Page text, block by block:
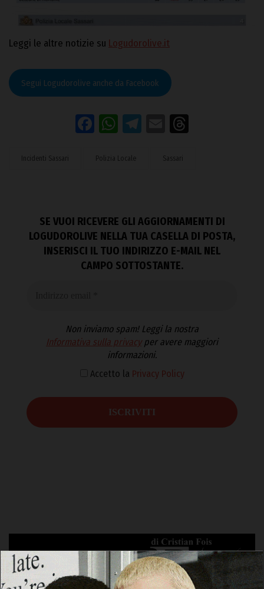
Leggi le altre notizie su Logudorolive.it
Segui Logudorolive anche da Facebook
Facebook
WhatsApp
Telegram
Email
Incidenti Sassari Polizia Locale Sassari
SE VUOI RICEVERE GLI AGGIORNAMENTI DI
LOGUDOROLIVE NELLA TUA CASELLA DI POSTA,
INSERISCI IL TUO INDIRIZZO E-MAIL NEL
CAMPO SOTTOSTANTE.
Non inviamo spam! Leggi la nostra
Informativa sulla privacyper avere maggiori
informazioni.
Accetto la Privacy Policy